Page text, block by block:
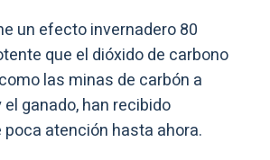
un efecto invernadero 80
que el dióxido de carbono
las minas de carbón a
ganado, han recibido
atención hasta ahora.